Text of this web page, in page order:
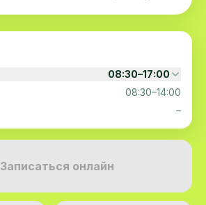
08:30–17:00
08:30–14:00
–
Записаться онлайн